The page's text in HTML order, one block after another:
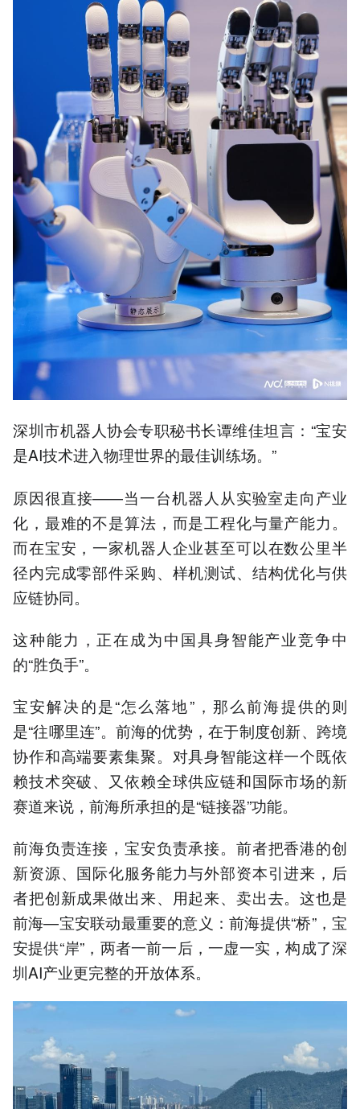
深圳市机器人协会专职秘书长谭维佳坦言：“宝安
是AI技术进入物理世界的最佳训练场。”
原因很直接——当一台机器人从实验室走向产业
化，最难的不是算法，而是工程化与量产能力。
而在宝安，一家机器人企业甚至可以在数公里半
径内完成零部件采购、样机测试、结构优化与供
应链协同。
这种能力，正在成为中国具身智能产业竞争中
的“胜负手”。
宝安解决的是“怎么落地”，那么前海提供的则
是“往哪里连”。前海的优势，在于制度创新、跨境
协作和高端要素集聚。对具身智能这样一个既依
赖技术突破、又依赖全球供应链和国际市场的新
赛道来说，前海所承担的是“链接器”功能。
前海负责连接，宝安负责承接。前者把香港的创
新资源、国际化服务能力与外部资本引进来，后
者把创新成果做出来、用起来、卖出去。这也是
前海—宝安联动最重要的意义：前海提供“桥”，宝
安提供“岸”，两者一前一后，一虚一实，构成了深
圳AI产业更完整的开放体系。